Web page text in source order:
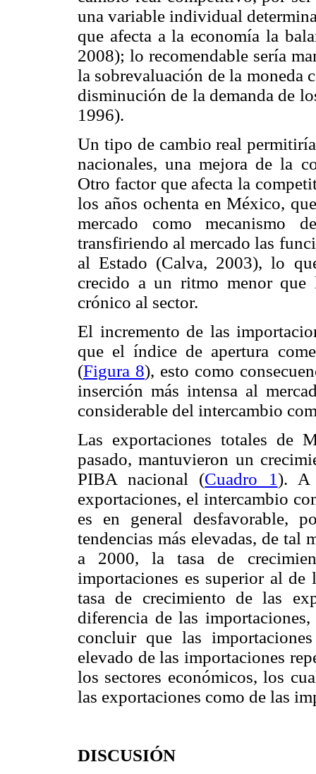
una variable individual
que afecta a la economía la
2008); lo recomendable sería
la sobrevaluación de la moneda
disminución de la demanda de
1996).
Un tipo de cambio real
nacionales, una mejora de la
Otro factor que afecta la
los años ochenta en México,
mercado como mecanismo
transfiriendo al mercado las
al Estado (Calva, 2003), lo
crecido a un ritmo menor que
crónico al sector.
El incremento de las
que el índice de apertura
(Figura 8), esto como
inserción más intensa al
considerable del intercambio
Las exportaciones totales de
pasado, mantuvieron un
PIBA nacional (Cuadro 1). A
exportaciones, el intercambio
es en general desfavorable,
tendencias más elevadas, de tal
a 2000, la tasa de
importaciones es superior al de
tasa de crecimiento de las
diferencia de las
concluir que las
elevado de las importaciones
los sectores económicos, los
las exportaciones como de las
DISCUSIÓN